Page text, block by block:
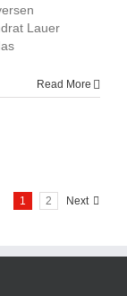
Lauer
Read More
1 2 Next